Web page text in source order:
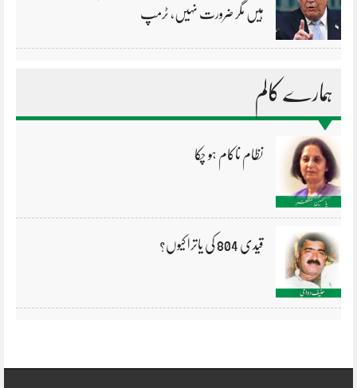
ہیں مگر ضرورت نہیں، ٹرمپ
ہمارے کالم
نظام ناکام ہو چکا
قیدی 804 کی یاترا کیوں؟